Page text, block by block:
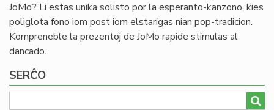
JoMo? Li estas unika solisto por la esperanto-kanzono, kies
poliglota fono iom post iom elstarigas nian pop-tradicion.
Kompreneble la prezentoj de JoMo rapide stimulas al
dancado.
SERĈO